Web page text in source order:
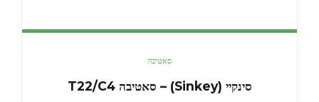
סאטיבה
סינקיי (Sinkey) – סאטיבה T22/C4